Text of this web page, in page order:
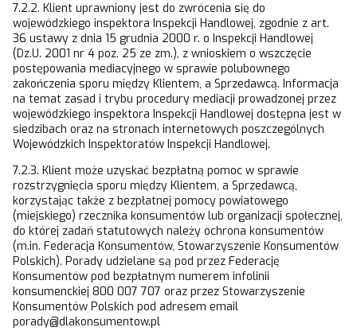
7.2.2. Klient uprawniony jest do zwrócenia się do
wojewódzkiego inspektora Inspekcji Handlowej, zgodnie z art.
36 ustawy z dnia 15 grudnia 2000 r. o Inspekcji Handlowej
(Dz.U. 2001 nr 4 poz. 25 ze zm.), z wnioskiem o wszczęcie
postępowania mediacyjnego w sprawie polubownego
zakończenia sporu między Klientem, a Sprzedawcą. Informacja
na temat zasad i trybu procedury mediacji prowadzonej przez
wojewódzkiego inspektora Inspekcji Handlowej dostępna jest w
siedzibach oraz na stronach internetowych poszczególnych
Wojewódzkich Inspektoratów Inspekcji Handlowej.
7.2.3. Klient może uzyskać bezpłatną pomoc w sprawie
rozstrzygnięcia sporu między Klientem, a Sprzedawcą,
korzystając także z bezpłatnej pomocy powiatowego
(miejskiego) rzecznika konsumentów lub organizacji społecznej,
do której zadań statutowych należy ochrona konsumentów
(m.in. Federacja Konsumentów, Stowarzyszenie Konsumentów
Polskich). Porady udzielane są pod przez Federację
Konsumentów pod bezpłatnym numerem infolinii
konsumenckiej 800 007 707 oraz przez Stowarzyszenie
Konsumentów Polskich pod adresem email
porady@dlakonsumentow.pl